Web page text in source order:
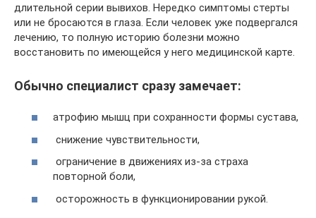
длительной серии вывихов. Нередко симптомы стерты
или не бросаются в глаза. Если человек уже подвергался
лечению, то полную историю болезни можно
восстановить по имеющейся у него медицинской карте.
Обычно специалист сразу замечает:
атрофию мышц при сохранности формы сустава,
снижение чувствительности,
ограничение в движениях из-за страха
повторной боли,
осторожность в функционировании рукой.